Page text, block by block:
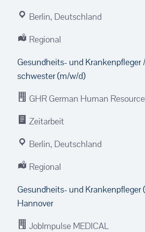
Berlin, Deutschland
Regional
Gesundheits- und
schwester (m/w/d)
GHR German Human
Zeitarbeit
Berlin, Deutschland
Regional
Gesundheits- und Krankenpfleger
Hannover
JobImpulse MEDICAL